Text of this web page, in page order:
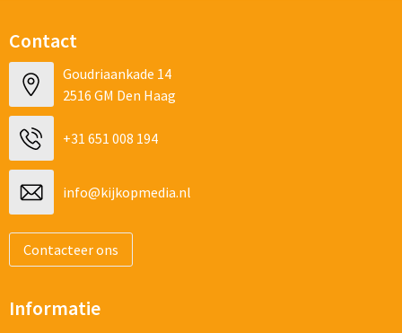
Contact
Goudriaankade 14
2516 GM Den Haag
+31 651 008 194
info@kijkopmedia.nl
Contacteer ons
Informatie